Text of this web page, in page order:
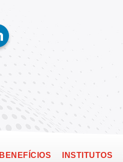
BENEFÍCIOS INSTITUTOS